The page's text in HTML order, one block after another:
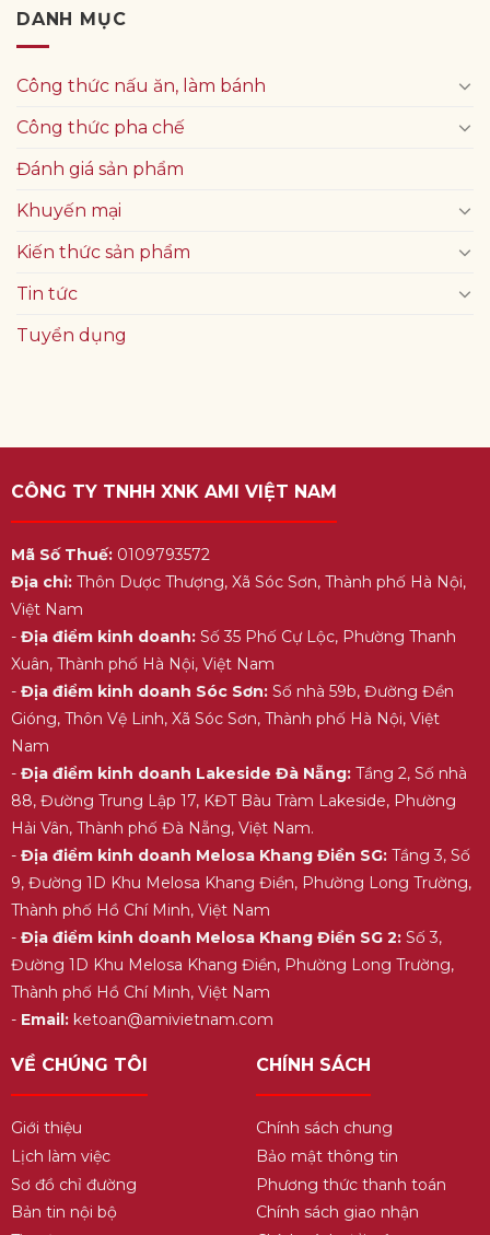
DANH MỤC
Công thức nấu ăn, làm bánh
Công thức pha chế
Đánh giá sản phẩm
Khuyến mại
Kiến thức sản phẩm
Tin tức
Tuyển dụng
CÔNG TY TNHH XNK AMI VIỆT NAM
Mã Số Thuế:0109793572
Địa chỉ:Thôn Dược Thượng, Xã Sóc Sơn, Thành phố Hà Nội,
Việt Nam
- Địa điểm kinh doanh:Số 35 Phố Cự Lộc, Phường Thanh
Xuân, Thành phố Hà Nội, Việt Nam
- Địa điểm kinh doanh Sóc Sơn:Số nhà 59b, Đường Đền
Gióng, Thôn Vệ Linh, Xã Sóc Sơn, Thành phố Hà Nội, Việt
Nam
- Địa điểm kinh doanh Lakeside Đà Nẵng:Tầng 2, Số nhà
88, Đường Trung Lập 17, KĐT Bàu Tràm Lakeside, Phường
Hải Vân, Thành phố Đà Nẵng, Việt Nam.
- Địa điểm kinh doanh Melosa Khang Điền SG:Tầng 3, Số
9, Đường 1D Khu Melosa Khang Điền, Phường Long Trường,
Thành phố Hồ Chí Minh, Việt Nam
- Địa điểm kinh doanh Melosa Khang Điền SG 2:Số 3,
Đường 1D Khu Melosa Khang Điền, Phường Long Trường,
Thành phố Hồ Chí Minh, Việt Nam
- Email:ketoan@amivietnam.com
VỀ CHÚNG TÔI
Giới thiệu
Lịch làm việc
Sơ đồ chỉ đường
Bản tin nội bộ
CHÍNH SÁCH
Chính sách chung
Bảo mật thông tin
Phương thức thanh toán
Chính sách giao nhận